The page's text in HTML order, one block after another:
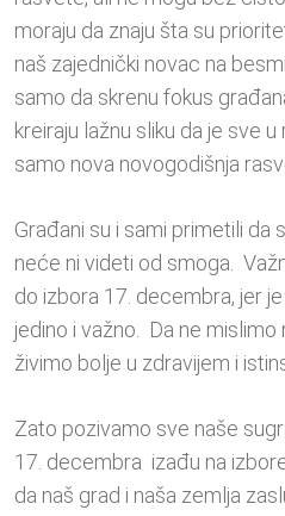
moraju da znaju šta su
naš zajednički novac na
samo da skrenu fokus
kreiraju lažnu sliku da je sve
samo nova novogodišnja
Građani su i sami primetili
neće ni videti od smoga.
do izbora 17. decembra, jer
jedino i važno. Da ne
živimo bolje u zdravijem i
Zato pozivamo sve naše
17. decembra izađu na
da naš grad i naša zemlja